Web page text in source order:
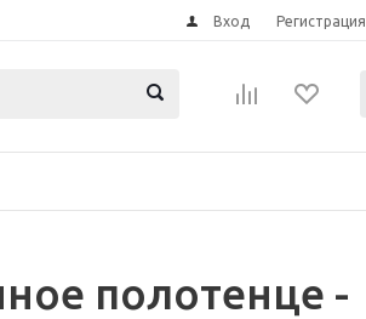
Вход Регистрация
полотенце -